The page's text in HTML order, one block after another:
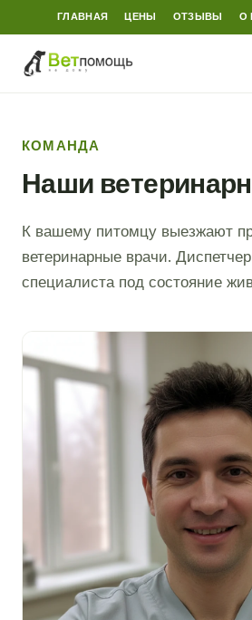
ГЛАВНАЯ ЦЕНЫ ОТЗЫВЫ О
КОМАНДА
Наши
К вашему питомцу выезжают
ветеринарные врачи.
специалиста под состояние